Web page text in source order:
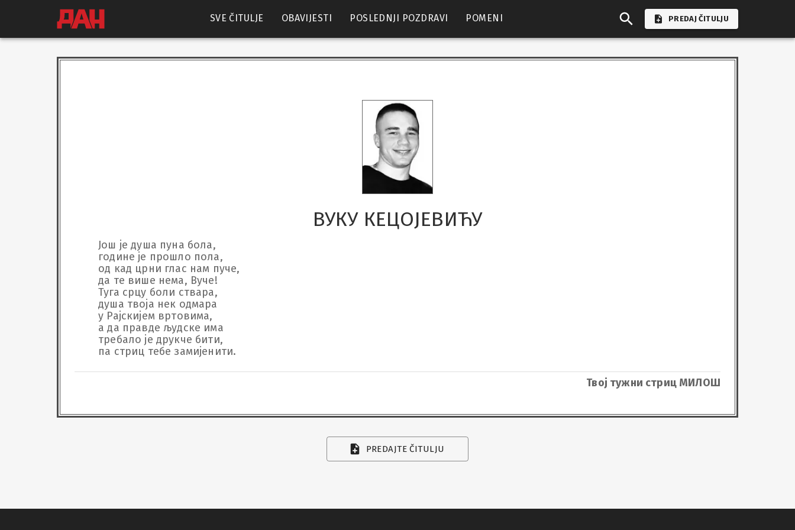
SVE ČITULJE OBAVIJESTI POSLEDNJI POZDRAVI POMENI PREDAJ ČITULJU
ВУКУ КЕЦОЈЕВИЋУ
Још је душа пуна бола,
године је прошло пола,
од кад црни глас нам пуче,
да те више нема, Вуче!
Туга срцу боли ствара,
душа твоја нек одмара
у Рајскијем вртовима,
а да правде људске има
требало је друкче бити,
па стриц тебе замијенити.
Твој тужни стриц МИЛОШ
PREDAJTE ČITULJU